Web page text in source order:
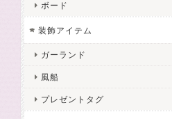
ボード
装飾アイテム
ガーランド
風船
プレゼントタグ